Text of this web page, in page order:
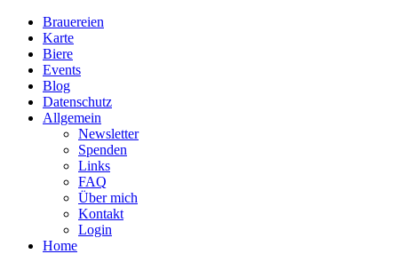
Brauereien
Karte
Biere
Events
Blog
Datenschutz
Allgemein
Newsletter
Spenden
Links
FAQ
Über mich
Kontakt
Login
Home